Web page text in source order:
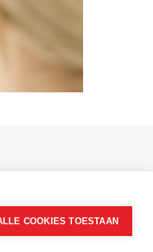
COOKIES TOESTAAN